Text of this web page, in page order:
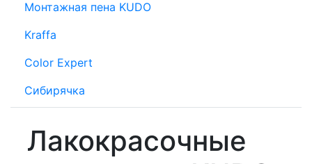
Монтажная пена KUDO
Kraffa
Color Expert
Сибирячка
Лакокрасочные